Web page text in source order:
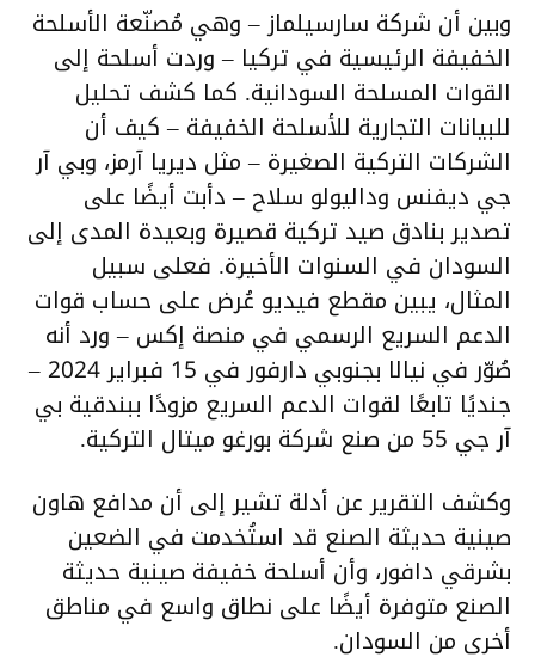
وبين أن شركة سارسيلماز – وهي مُصنّعة الأسلحة
الخفيفة الرئيسية في تركيا – وردت أسلحة إلى
القوات المسلحة السودانية. كما كشف تحليل
للبيانات التجارية للأسلحة الخفيفة – كيف أن
الشركات التركية الصغيرة – مثل ديريا آرمز، وبي آر
جي ديفنس وداليولو سلاح – دأبت أيضًا على
تصدير بنادق صيد تركية قصيرة وبعيدة المدى إلى
السودان في السنوات الأخيرة. فعلى سبيل
المثال، يبين مقطع فيديو عُرض على حساب قوات
الدعم السريع الرسمي في منصة إكس – ورد أنه
صُوّر في نيالا بجنوبي دارفور في 15 فبراير 2024 –
جنديًا تابعًا لقوات الدعم السريع مزودًا ببندقية بي
آر جي 55 من صنع شركة بورغو ميتال التركية.
وكشف التقرير عن أدلة تشير إلى أن مدافع هاون
صينية حديثة الصنع قد استُخدمت في الضعين
بشرقي دافور، وأن أسلحة خفيفة صينية حديثة
الصنع متوفرة أيضًا على نطاق واسع في مناطق
أخرى من السودان.